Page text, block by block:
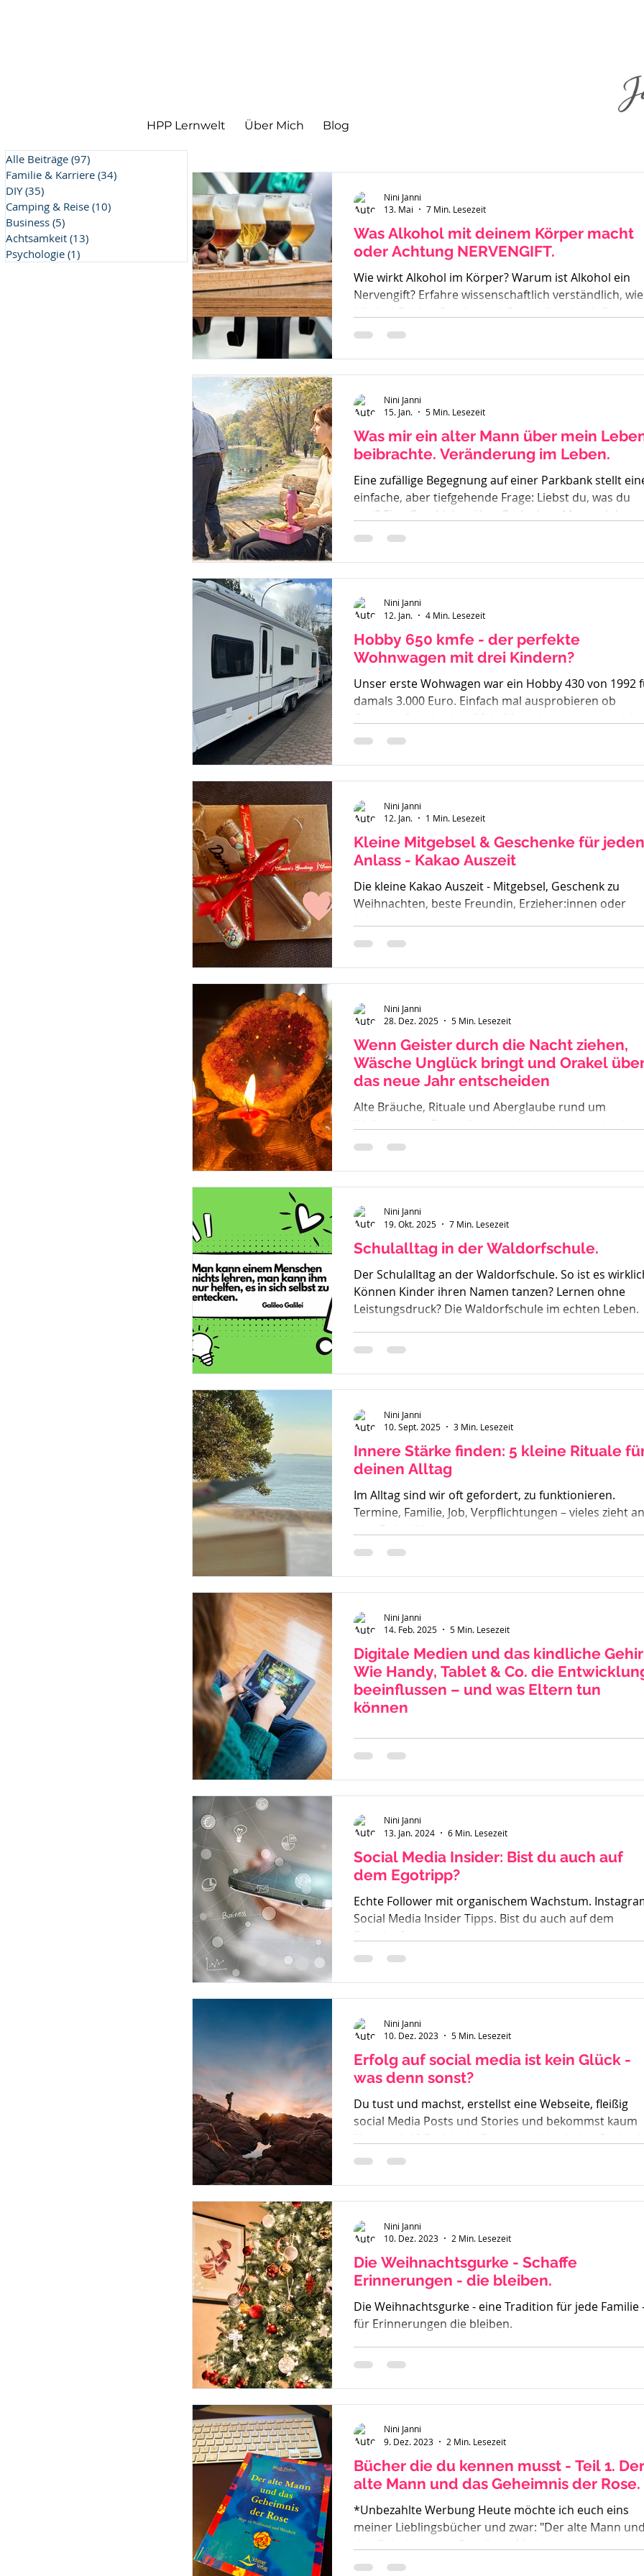
HPP Lernwelt Über Mich Blog
Alle Beiträge (97)
Familie & Karriere (34)
DIY (35)
Camping & Reise (10)
Business (5)
Achtsamkeit (13)
Psychologie (1)
Was Alkohol mit deinem Körper macht
oder Achtung NERVENGIFT.
Wie wirkt Alkohol im Körper? Warum ist Alkohol ein
Nervengift? Erfahre wissenschaftlich verständlich, wie
Alkohol Gehirn, Psyche und Gesundheit beeinflusst –
inklusive Sucht, Craving und Trinkertypen nach Jellinek.
Nini Janni
13. Mai
7 Min. Lesezeit
Was mir ein alter Mann über mein
beibrachte. Veränderung im Leben.
Eine zufällige Begegnung auf einer Parkbank stellt
einfache, aber tiefgehende Frage: Liebst du, was du
tust? Eine Geschichte über Gedanken, Mut und den
ersten Schritt zur Veränderung.
Nini Janni
15. Jan.
5 Min. Lesezeit
Hobby 650 kmfe - der perfekte
Wohnwagen mit drei Kindern?
Unser erste Wohwagen war ein Hobby 430 von 1992
damals 3.000 Euro. Einfach mal ausprobieren ob
Camping funktioniert. Mein Mann kannte es gar nicht,
ich bin mit Wohnwagen und Wohnmobilen groß
Baujahr 2012 Als unser großer Sohn geboren wurde
sind wir auch noch mit diesem 30 Jahre alten Hobby
und haben schnell gemerkt - der ist zu klein. Also
wir uns einen Fendt 470 gekauft. Solide, gut verarbeitet
und passend für
Nini Janni
12. Jan.
4 Min. Lesezeit
Kleine Mitgebsel & Geschenke für jeden
Anlass - Kakao Auszeit
Die kleine Kakao Auszeit - Mitgebsel, Geschenk zu
Weihnachten, beste Freundin, Erzieher:innen oder
Lehrer.
Nini Janni
12. Jan.
1 Min. Lesezeit
Wenn Geister durch die Nacht ziehen,
Wäsche Unglück bringt und Orakel
das neue Jahr entscheiden
Alte Bräuche, Rituale und Aberglaube rund um
Weihnachten, Rauhnächte und den Jahreswechsel –
warum früher vieles verboten war und was davon bis
Nini Janni
28. Dez. 2025
5 Min. Lesezeit
Schulalltag in der Waldorfschule.
Der Schulalltag an der Waldorfschule. So ist es
Können Kinder ihren Namen tanzen? Lernen ohne
Leistungsdruck? Die Waldorfschule im echten Leben.
Nini Janni
19. Okt. 2025
7 Min. Lesezeit
Innere Stärke finden: 5 kleine Rituale
deinen Alltag
Im Alltag sind wir oft gefordert, zu funktionieren.
Termine, Familie, Job, Verpflichtungen – vieles zieht an
uns. Dabei übersehen wir...
Nini Janni
10. Sept. 2025
3 Min. Lesezeit
Digitale Medien und das kindliche
Wie Handy, Tablet & Co. die
beeinflussen – und was Eltern tun
können
Spielen ist für Kinder und Jugendliche im Alter von 8 bis
Nini Janni
14. Feb. 2025
5 Min. Lesezeit
Social Media Insider: Bist du auch auf
dem Egotripp?
Echte Follower mit organischem Wachstum.
Social Media Insider Tipps. Bist du auch auf dem
Egotripp?
Nini Janni
13. Jan. 2024
6 Min. Lesezeit
Erfolg auf social media ist kein Glück -
was denn sonst?
Du tust und machst, erstellst eine Webseite, fleißig
social Media Posts und Stories und bekommst kaum
likes zurück? Du bist in Gruppen aktiv, drehst Reels
der Erfolg bleibt aus. So langsam weißt du nicht mehr
investierst du und wenn du besonders überzeugt von
nicht. Du weißt in dir drin - ich kann richtig was, ich
habe eine Botschaft aber scheinbar hört sie Niemand
oder
Nini Janni
10. Dez. 2023
5 Min. Lesezeit
Die Weihnachtsgurke - Schaffe
Erinnerungen - die bleiben.
Die Weihnachtsgurke - eine Tradition für jede Familie
für Erinnerungen die bleiben.
Nini Janni
10. Dez. 2023
2 Min. Lesezeit
Bücher die du kennen musst - Teil 1. Der
alte Mann und das Geheimnis der Rose.
*Unbezahlte Werbung Heute möchte ich euch eins
meiner Lieblingsbücher und zwar: "Der alte Mann und
das Geheimnis der Rose" von Mark...
Nini Janni
9. Dez. 2023
2 Min. Lesezeit